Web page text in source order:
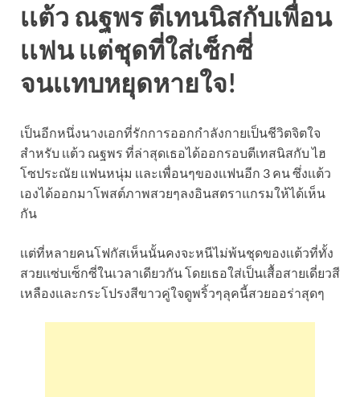
เเต้ว ณฐพร ตีเทนนิสกับเพื่อน
เเฟน เเต่ชุดที่ใส่เซ็กซี่
จนเเทบหยุดหายใจ!
เป็นอีกหนึ่งนางเอกที่รักการออกกำลังกายเป็นชีวิตจิตใจ
สำหรับ เเต้ว ณฐพร ที่ล่าสุดเธอได้ออกรอบตีเทสนิสกับ ไฮ
โซประณัย เเฟนหนุ่ม เเละเพื่อนๆของเเฟนอีก 3 คน ซึ่งเเต้ว
เองได้ออกมาโพสต์ภาพสวยๆลงอินสตราแกรมให้ได้เห็น
กัน
เเต่ที่หลายคนโฟกัสเห็นนั้นคงจะหนีไม่พ้นชุดของเเต้วที่ทั้ง
สวยเเซ่บเซ็กซี่ในเวลาเดียวกัน โดยเธอใส่เป็นเสื้อสายเดี่ยวสี
เหลืองเเละกระโปรงสีขาวคู่ใจดูพริ้วๆลุคนี้สวยออร่าสุดๆ